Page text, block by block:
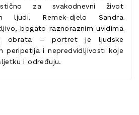
za svakodnevni život
ljudi. Remek-djelo Sandra
bogato raznoraznim uvidima
obrata – portret je ljudske
peripetija i nepredvidljivosti koje
i određuju.